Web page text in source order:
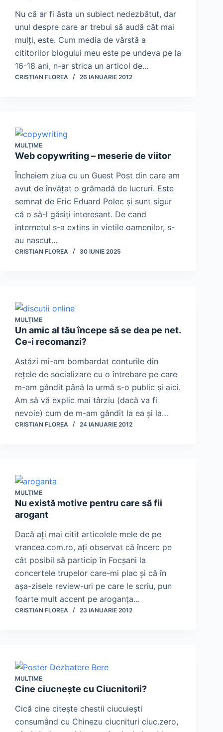
Nu că ar fi ăsta un subiect nedezbătut, dar
unul despre care ar trebui să audă cât mai
mulţi, este. Cum media de vârstă a
cititorilor blogului meu este pe undeva pe la
16-18 ani, n-ar strica un articol de…
CRISTIAN FLOREA 26 IANUARIE 2012
MULŢIME
Web copywriting – meserie de viitor
Încheiem ziua cu un Guest Post din care am
avut de învăţat o grămadă de lucruri. Este
semnat de Eric Eduard Polec şi sunt sigur
că o să-l găsiţi interesant. De cand
internetul s-a extins in vietile oamenilor, s-
au nascut…
CRISTIAN FLOREA 30 IUNIE 2025
MULŢIME
Un amic al tău începe să se dea pe net.
Ce-i recomanzi?
Astăzi mi-am bombardat conturile din
reţele de socializare cu o întrebare pe care
m-am gândit până la urmă s-o public şi aici.
Am să vă explic mai târziu (dacă va fi
nevoie) cum de m-am gândit la ea şi la…
CRISTIAN FLOREA 24 IANUARIE 2012
MULŢIME
Nu există motive pentru care să fii
arogant
Dacă aţi mai citit articolele mele de pe
vrancea.com.ro, aţi observat că încerc pe
cât posibil să particip în Focşani la
concertele trupelor care-mi plac şi că în
aşa-zisele review-uri pe care le scriu, pun
foarte mult accent pe aroganţa…
CRISTIAN FLOREA 23 IANUARIE 2012
MULŢIME
Cine ciucneşte cu Ciucnitorii?
Cică cine citeşte chestii ciucuieşti
consumând cu Chinezu ciucnituri ciuc.zero,